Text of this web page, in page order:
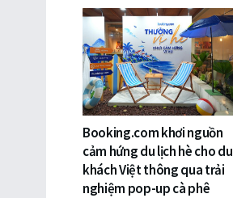
Booking.com khơi nguồn
cảm hứng du lịch hè cho du
khách Việt thông qua trải
nghiệm pop-up cà phê